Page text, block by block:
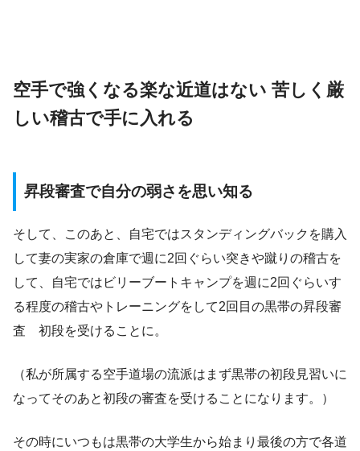
空手で強くなる楽な近道はない 苦しく厳
しい稽古で手に入れる
昇段審査で自分の弱さを思い知る
そして、このあと、自宅ではスタンディングバックを購入
して妻の実家の倉庫で週に2回ぐらい突きや蹴りの稽古を
して、自宅ではビリーブートキャンプを週に2回ぐらいす
る程度の稽古やトレーニングをして2回目の黒帯の昇段審
査 初段を受けることに。
（私が所属する空手道場の流派はまず黒帯の初段見習いに
なってそのあと初段の審査を受けることになります。）
その時にいつもは黒帯の大学生から始まり最後の方で各道